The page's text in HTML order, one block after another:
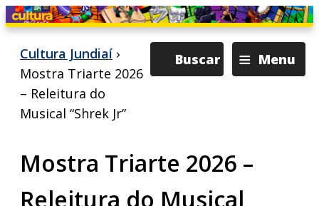
≡ Menu
Buscar
Cultura Jundiaí ›
Mostra Triarte 2026
– Releitura do
Musical “Shrek Jr”
Mostra Triarte 2026 –
Releitura do Musical